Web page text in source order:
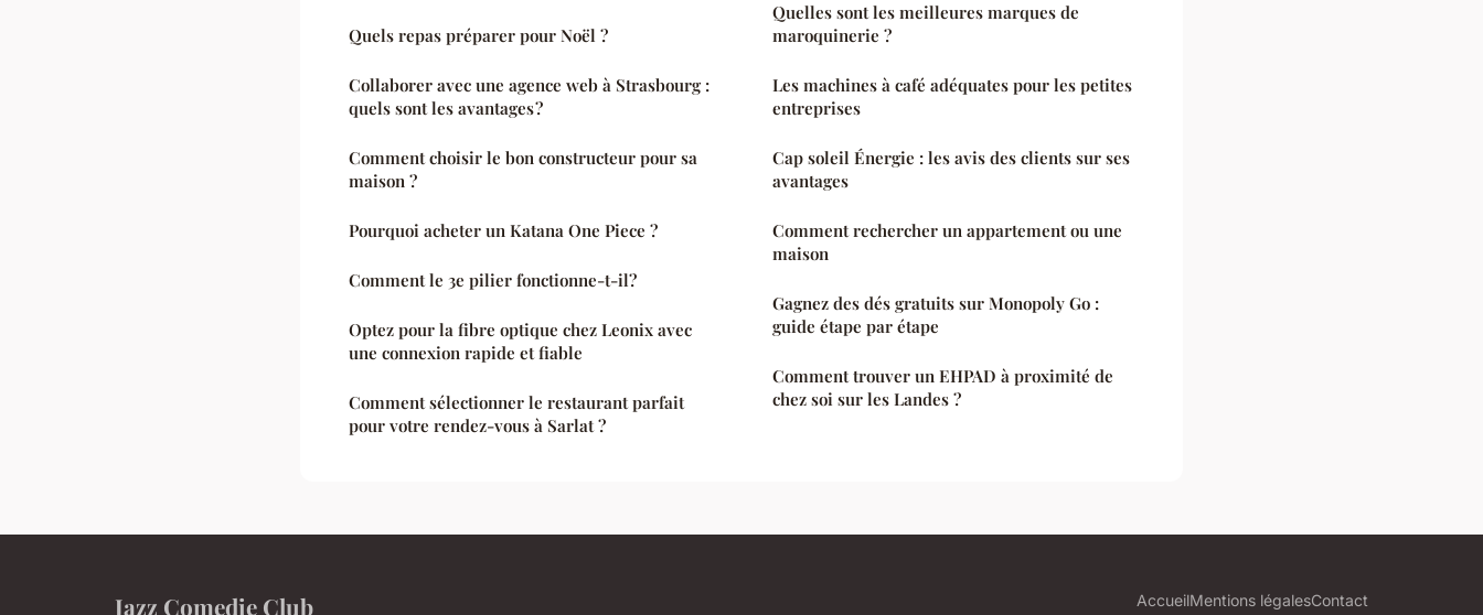
Quels repas préparer pour Noël ?
Collaborer avec une agence web à Strasbourg :
quels sont les avantages ?
Comment choisir le bon constructeur pour sa
maison ?
Pourquoi acheter un Katana One Piece ?
Comment le 3e pilier fonctionne-t-il?
Optez pour la fibre optique chez Leonix avec
une connexion rapide et fiable
Comment sélectionner le restaurant parfait
pour votre rendez-vous à Sarlat ?
Quelles sont les meilleures marques de
maroquinerie ?
Les machines à café adéquates pour les petites
entreprises
Cap soleil Énergie : les avis des clients sur ses
avantages
Comment rechercher un appartement ou une
maison
Gagnez des dés gratuits sur Monopoly Go :
guide étape par étape
Comment trouver un EHPAD à proximité de
chez soi sur les Landes ?
Jazz Comedie Club AccueilMentions légalesContact